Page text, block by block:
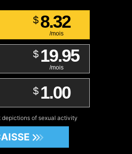
$8.32
/mois
$ 19.95
/mois
$ 1.00
of sexual activity